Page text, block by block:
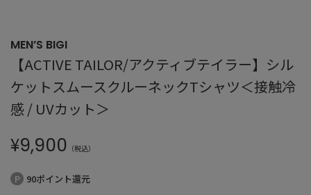
MEN’S BIGI
【ACTIVE TAILOR/アクティブテイラー】シル
ケットスムースクルーネックTシャツ＜接触冷
感 / UVカット＞
¥9,900 （税込）
90ポイント還元